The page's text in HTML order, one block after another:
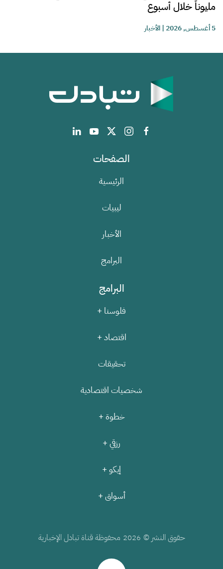
مليوناً خلال أسبوع
5 أغسطس, 2026 |الأخبار
الصفحات
الرئيسية
ليبيات
الأخبار
البرامج
البرامج
فلوسنا +
اقتصاد +
تحقيقات
شخصيات اقتصادية
خطوة +
رزقي +
إيكو +
أسواق +
حقوق النشر © 2026 محفوظة قناة تبادل الإخبارية